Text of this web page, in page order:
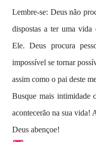
Lembre-se: Deus não
dispostas a ter uma vida
Ele. Deus procura
impossível se tornar
assim como o pai deste
Busque mais intimidade
acontecerão na sua vida!
Deus abençoe!